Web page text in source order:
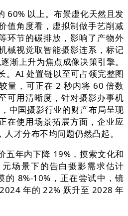
以上。布景虚化天然且发
值角度看，虚拟制做手艺削减
环节的碳排放，影响了产物外
械视觉取智能摄影连系，标记
渐上升为焦点成像决策引擎。
。AI 处置链以至可占领完整图
量，可正在 2 秒内将 60 倍数
可用清晰度，针对摄影办事机
中国摄影行业的财产布局呈现
在使用场景拓展方面，企业应
才分布不均问题仍然凸起。
年内下降 19%，摸索文化和
场景下的告白摄影需求估计
的 8%-10%，正在尝试中，镜
年的 22% 跃升至 2028 年